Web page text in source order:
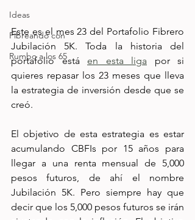
Ideas
Fibreando con
Rumbo a los 65
Este es el mes 23 del Portafolio Fibrero
Jubilación 5K. Toda la historia del
portafolio está en esta liga por si
quieres repasar los 23 meses que lleva
la estrategia de inversión desde que se
creó.
El objetivo de esta estrategia es estar
acumulando CBFIs por 15 años para
llegar a una renta mensual de 5,000
pesos futuros, de ahí el nombre
Jubilación 5K. Pero siempre hay que
decir que los 5,000 pesos futuros se irán